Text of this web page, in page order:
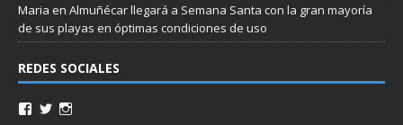
Maria en Almuñécar llegará a Semana Santa con la gran mayoría
de sus playas en óptimas condiciones de uso
REDES SOCIALES